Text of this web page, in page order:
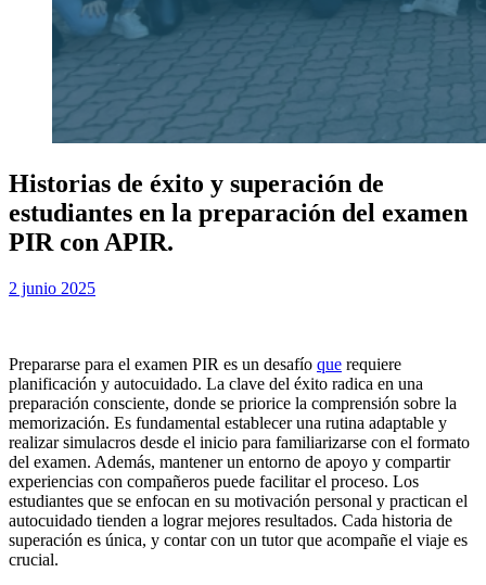
Historias de éxito y superación de
estudiantes en la preparación del examen
PIR con APIR.
porExamen MIR
Publicada
2 junio 2025
Prepararse para el examen PIR es un desafío que requiere
planificación y autocuidado. La clave del éxito radica en una
preparación consciente, donde se priorice la comprensión sobre la
memorización. Es fundamental establecer una rutina adaptable y
realizar simulacros desde el inicio para familiarizarse con el formato
del examen. Además, mantener un entorno de apoyo y compartir
experiencias con compañeros puede facilitar el proceso. Los
estudiantes que se enfocan en su motivación personal y practican el
autocuidado tienden a lograr mejores resultados. Cada historia de
superación es única, y contar con un tutor que acompañe el viaje es
crucial.